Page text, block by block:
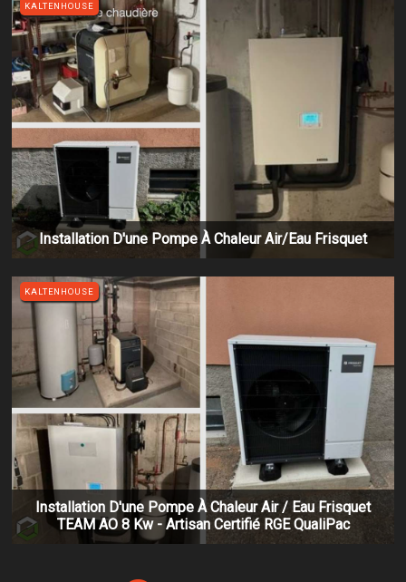
Installation D'une Pompe À Chaleur Air/eau Frisquet
KALTENHOUSE
Installation D'une Pompe À Chaleur Air / Eau Frisquet
TEAM AO 8 Kw - Artisan Certifié RGE QualiPac
KALTENHOUSE